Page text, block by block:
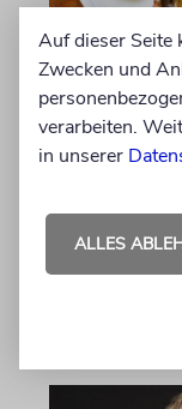
Rezepte und
Auf dieser Seite
Zwecken und
verarbeiten.
in unserer
ALLES